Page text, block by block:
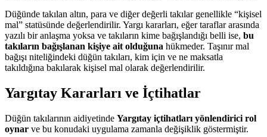
Düğünde takılan altın, para ve diğer değerli takılar genellikle “kişisel
mal” statüsünde değerlendirilir. Yargı kararları, eğer taraflar arasında
yazılı bir anlaşma yoksa ve takıların kime bağışlandığı belli ise, bu
takıların bağışlanan kişiye ait olduğuna hükmeder. Taşınır mal
bağışı niteliğindeki düğün takıları, kim için ve ne maksatla
takıldığına bakılarak kişisel mal olarak değerlendirilir.
Yargıtay Kararları ve İçtihatlar
Düğün takılarının aidiyetinde Yargıtay içtihatları yönlendirici rol
oynar ve bu konudaki uygulama zamanla değişiklik göstermiştir.